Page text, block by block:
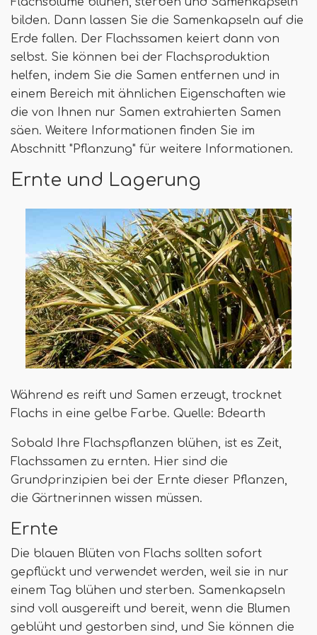
bilden. Dann lassen Sie die Samenkapseln auf die
Erde fallen. Der Flachssamen keiert dann von
selbst. Sie können bei der Flachsproduktion
helfen, indem Sie die Samen entfernen und in
einem Bereich mit ähnlichen Eigenschaften wie
die von Ihnen nur Samen extrahierten Samen
säen. Weitere Informationen finden Sie im
Abschnitt "Pflanzung" für weitere Informationen.
Ernte und Lagerung
Während es reift und Samen erzeugt, trocknet
Flachs in eine gelbe Farbe. Quelle: Bdearth
Sobald Ihre Flachspflanzen blühen, ist es Zeit,
Flachssamen zu ernten. Hier sind die
Grundprinzipien bei der Ernte dieser Pflanzen,
die Gärtnerinnen wissen müssen.
Ernte
Die blauen Blüten von Flachs sollten sofort
gepflückt und verwendet werden, weil sie in nur
einem Tag blühen und sterben. Samenkapseln
sind voll ausgereift und bereit, wenn die Blumen
geblüht und gestorben sind, und Sie können die